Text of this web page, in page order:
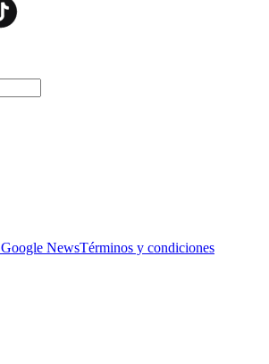
Google NewsTérminos y condiciones